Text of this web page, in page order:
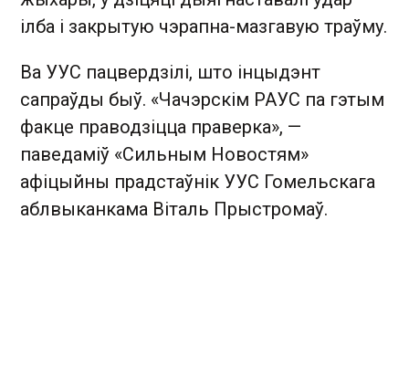
ілба і закрытую чэрапна-мазгавую траўму.
Ва УУС пацвердзілі, што інцыдэнт
сапраўды быў. «Чачэрскім РАУС па гэтым
факце праводзіцца праверка», —
паведаміў «Сильным Новостям»
афіцыйны прадстаўнік УУС Гомельскага
аблвыканкама Віталь Прыстромаў.